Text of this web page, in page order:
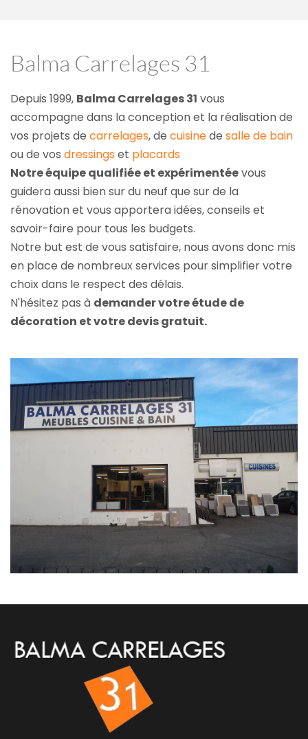
Balma Carrelages 31
Depuis 1999, Balma Carrelages 31 vous
accompagne dans la conception et la réalisation de
vos projets de carrelages, de cuisine de salle de bain
ou de vos dressings et placards
Notre équipe qualifiée et expérimentée vous
guidera aussi bien sur du neuf que sur de la
rénovation et vous apportera idées, conseils et
savoir-faire pour tous les budgets.
Notre but est de vous satisfaire, nous avons donc mis
en place de nombreux services pour simplifier votre
choix dans le respect des délais.
N'hésitez pas à demander votre étude de
décoration et votre devis gratuit.